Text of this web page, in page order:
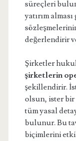
süreçleri
yatırım
değerlendirir
Şirketler
şirketlerin
şekillendirir.
olsun, ister bir
tüm yasal
bulunur. Bu
biçimlerini